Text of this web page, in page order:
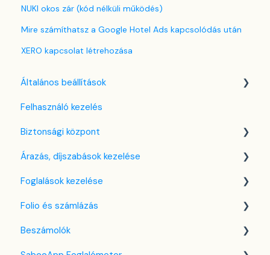
NUKI okos zár (kód nélküli működés)
Mire számíthatsz a Google Hotel Ads kapcsolódás után
XERO kapcsolat létrehozása
Általános beállítások
Nyelv beállítások
Cég / Szálláshely beállítások
Adó beállítások
Szabályzatok beállítása
Szobák beállításai
Partnerek
Felhasználó kezelés
Biztonsági központ
Kulcsfájl kezelés
Két-faktoros autentikáció (2FA)
Bejelentkezés a SabeeApp fiókba
Árazás, díjszabások kezelése
Díjszabás beállítások
Árttípusok Engedélyezése / Tiltása
CTA / CTD
Foglalások kezelése
Kezdőlap
Naptárnézet
Folio és számlázás
Folio kezelése
Beszámolók